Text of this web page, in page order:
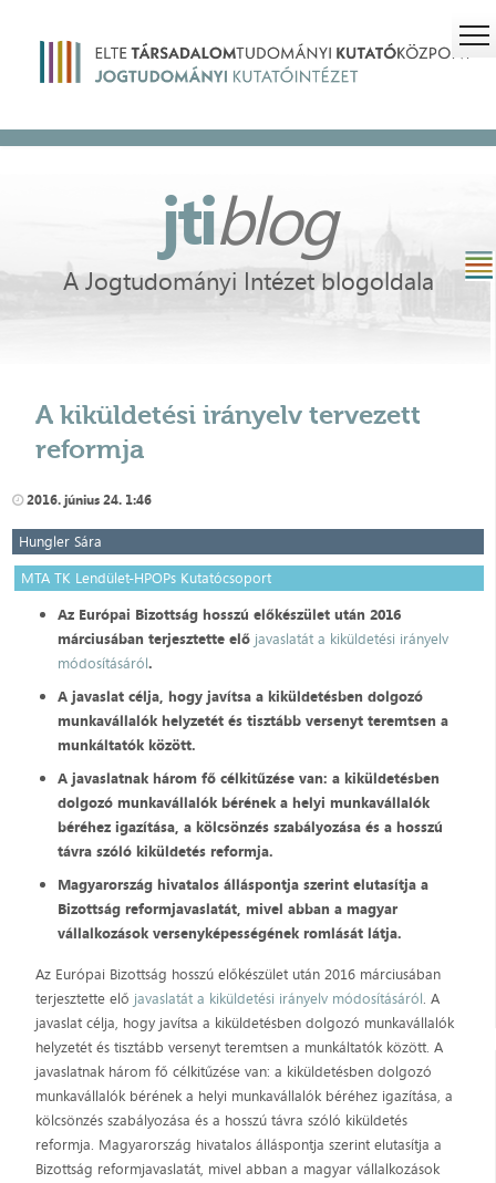
jtiblog
A Jogtudományi Intézet blogoldala
A kiküldetési irányelv tervezett
reformja
2016. június 24. 1:46
Hungler Sára
MTA TK Lendület-HPOPs Kutatócsoport
Az Európai Bizottság hosszú előkészület után 2016
márciusában terjesztette elő javaslatát a kiküldetési irányelv
módosításáról.
A javaslat célja, hogy javítsa a kiküldetésben dolgozó
munkavállalók helyzetét és tisztább versenyt teremtsen a
munkáltatók között.
A javaslatnak három fő célkitűzése van: a kiküldetésben
dolgozó munkavállalók bérének a helyi munkavállalók
béréhez igazítása, a kölcsönzés szabályozása és a hosszú
távra szóló kiküldetés reformja.
Magyarország hivatalos álláspontja szerint elutasítja a
Bizottság reformjavaslatát, mivel abban a magyar
vállalkozások versenyképességének romlását látja.
Az Európai Bizottság hosszú előkészület után 2016 márciusában
terjesztette elő javaslatát a kiküldetési irányelv módosításáról. A
javaslat célja, hogy javítsa a kiküldetésben dolgozó munkavállalók
helyzetét és tisztább versenyt teremtsen a munkáltatók között. A
javaslatnak három fő célkitűzése van: a kiküldetésben dolgozó
munkavállalók bérének a helyi munkavállalók béréhez igazítása, a
kölcsönzés szabályozása és a hosszú távra szóló kiküldetés
reformja. Magyarország hivatalos álláspontja szerint elutasítja a
Bizottság reformjavaslatát, mivel abban a magyar vállalkozások